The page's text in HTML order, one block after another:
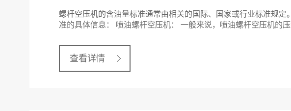
螺杆空压机的含油量标准通常由相关的国际、国家或行业标准规
准的具体信息： 喷油螺杆空压机： 一般来说，喷油螺杆空压机的
查看详情